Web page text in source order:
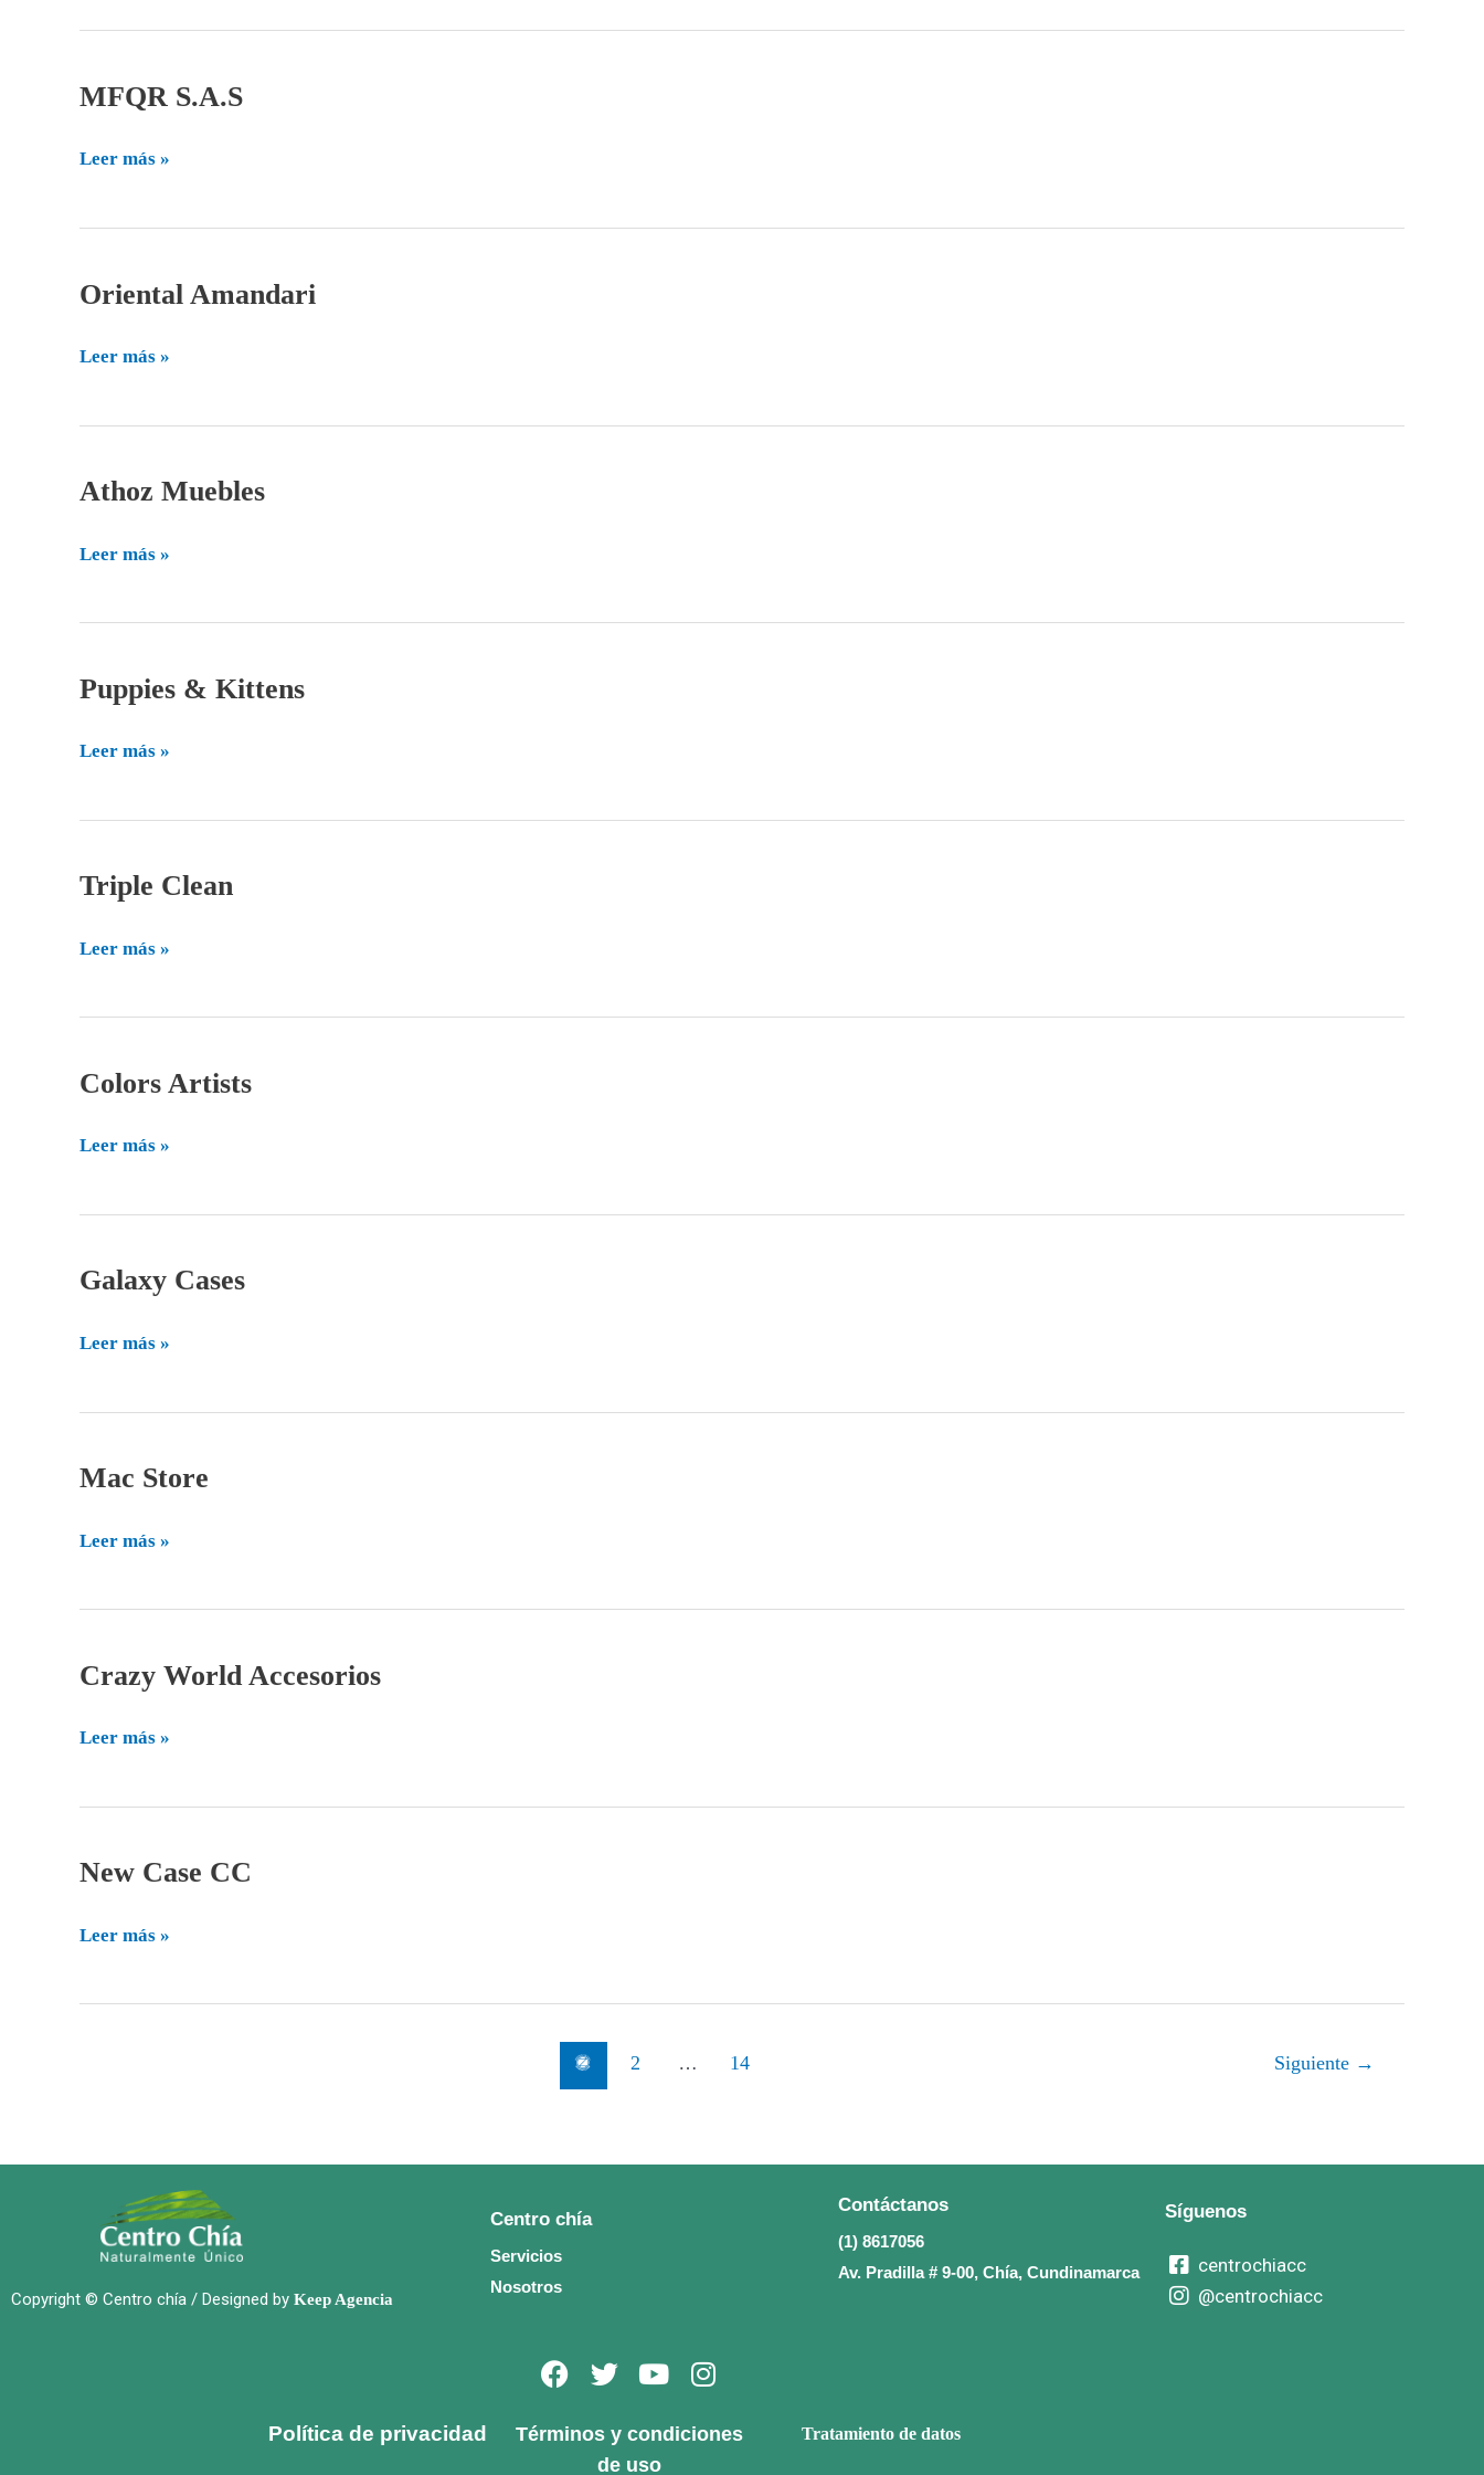
MFQR S.A.S
MFQR
Leer más »
Oriental Amandari
Oriental
Leer más »
Athoz Muebles
Athoz
Leer más »
Puppies & Kittens
Puppies
Kittens
Leer más »
Triple Clean
Triple
Leer más »
Colors Artists
Colors
Leer más »
Galaxy Cases
Galaxy
Leer más »
Mac Store
Mac
Leer más »
Crazy World Accesorios
Crazy
Accesorios
Leer más »
New Case CC
New
CC
Leer más »
1 2 … 14 Siguiente →
Copyright © Centro chía / Designed by Keep Agencia
Centro chía
Servicios
Nosotros
Contáctanos
(1) 8617056
Av. Pradilla # 9-00, Chía, Cundinamarca
Síguenos
centrochiacc
@centrochiacc
F
a
c
e
T
w
i
t
Y
o
u
t
I
n
s
t
Política de privacidad
Términos y condiciones
de uso
Tratamiento de datos